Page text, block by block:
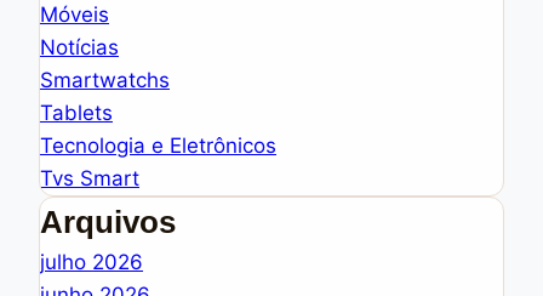
Móveis
Notícias
Smartwatchs
Tablets
Tecnologia e Eletrônicos
Tvs Smart
Arquivos
julho 2026